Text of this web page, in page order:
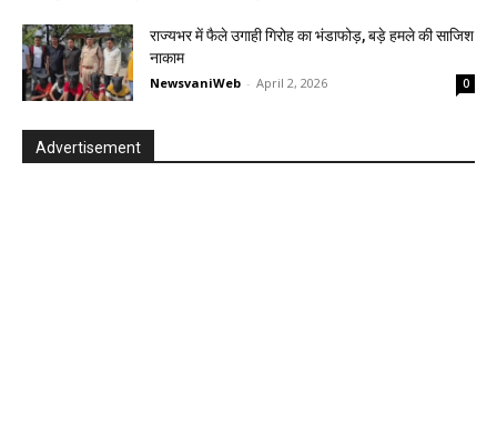
राज्यभर में फैले उगाही गिरोह का भंडाफोड़, बड़े हमले की साजिश
नाकाम
NewsvaniWeb - April 2, 2026 0
Advertisement